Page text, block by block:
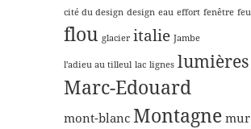
cité du design design eau effort fenêtre feu
flou glacier italie Jambe
l'adieu au tilleul lac lignes lumières
Marc-Edouard
mont-blancMontagnemur